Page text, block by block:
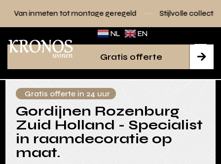
tot montage geregeld Stijlvolle collecties voor elk
NL EN

Gratis offerte
Gratis offerte in 24 uur
Gordijnen Rozenburg
Zuid Holland - Specialist
in raamdecoratie op
maat.